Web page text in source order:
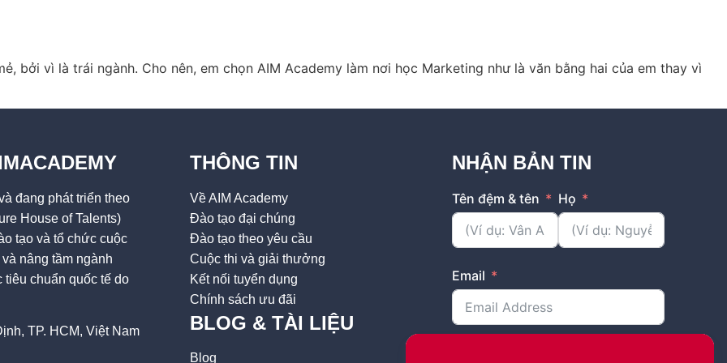
bởi vì là trái ngành. Cho nên, em chọn AIM Academy làm nơi học Marketing như là văn bằng hai của em thay vì
đang phát triển theo
House of Talents)
tạo và tổ chức cuộc
nâng tầm ngành
chuẩn quốc tế do
TP. HCM, Việt Nam
THÔNG TIN
Về AIM Academy
Đào tạo đại chúng
Đào tạo theo yêu cầu
Cuộc thi và giải thưởng
Kết nối tuyển dụng
Chính sách ưu đãi
BLOG & TÀI LIỆU
Blog
NHẬN BẢN TIN
Tên đệm & tên Họ
Email